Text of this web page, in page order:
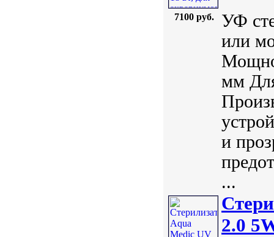
7100 руб.
УФ
или
мм
и
...
2.0